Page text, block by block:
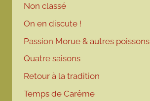
Non classé
On en discute !
Passion Morue & autres poissons
Quatre saisons
Retour à la tradition
Temps de Carême